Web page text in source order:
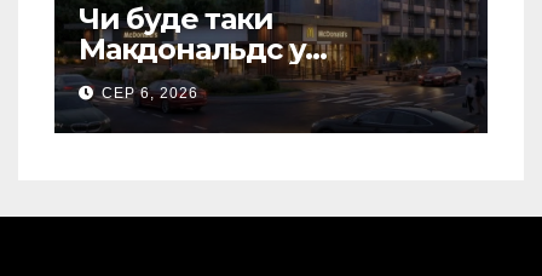
Чи буде таки
Макдональдс у
Дрогобичі? (Фото)
СЕР 6, 2026